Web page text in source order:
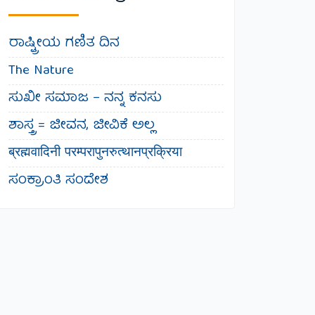
ರಾಷ್ಟ್ರೀಯ ಗಣಿತ ದಿನ
The Nature
ಸುಖೀ ಸಮಾಜ – ನನ್ನ ಕನಸು
ಶಾಸ್ತ್ರ = ಜೀವನ, ಜೀವಿಕೆ ಅಲ್ಲ
ब्रह्मवादिनी परम्परापुनरुत्थानप्रक्रिया
ಸಂಕ್ರಾಂತಿ ಸಂದೇಶ